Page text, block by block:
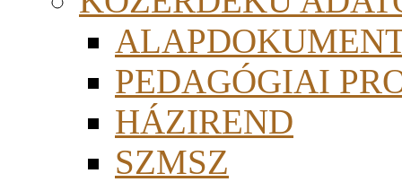
PEDAGÓGIAI
HÁZIREND
SZMSZ